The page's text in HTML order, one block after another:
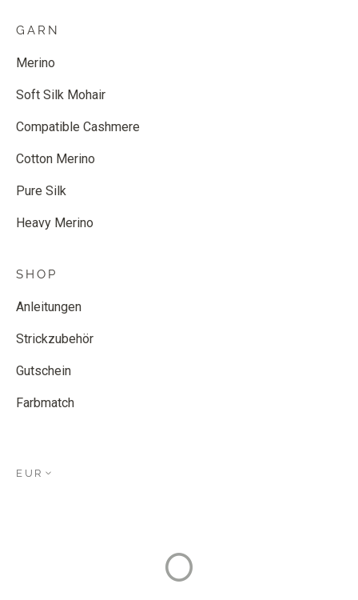
GARN
Merino
Soft Silk Mohair
Compatible Cashmere
Cotton Merino
Pure Silk
Heavy Merino
SHOP
Anleitungen
Strickzubehör
Gutschein
Farbmatch
EUR